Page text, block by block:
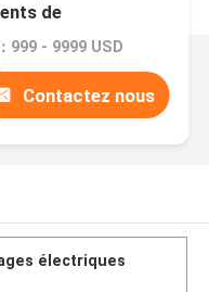
de
999 - 9999 USD
Contactez nous
électriques